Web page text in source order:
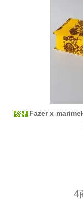
Fazer x
4